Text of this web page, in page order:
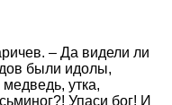
– Да видели ли
были идолы,
утка,
Упаси бог! И